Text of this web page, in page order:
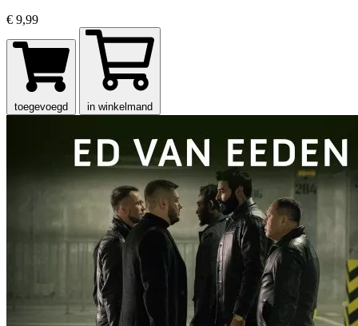
€ 9,99
toegevoegd in winkelmand